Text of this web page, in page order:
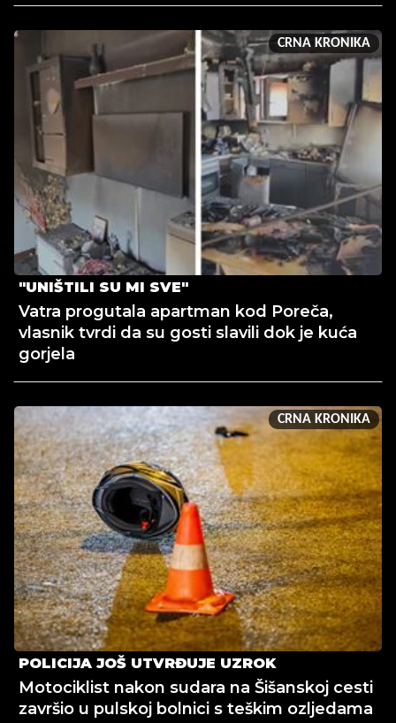
CRNA KRONIKA
"UNIŠTILI SU MI SVE"
Vatra progutala apartman kod Poreča,
vlasnik tvrdi da su gosti slavili dok je kuća
gorjela
CRNA KRONIKA
POLICIJA JOŠ UTVRĐUJE UZROK
Motociklist nakon sudara na Šišanskoj cesti
završio u pulskoj bolnici s teškim ozljedama